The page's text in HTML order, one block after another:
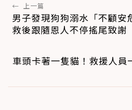
← 上一篇
男子發現狗狗溺水「不顧安
救後跟隨恩人不停搖尾致謝
車頭卡著一隻貓！救援人員